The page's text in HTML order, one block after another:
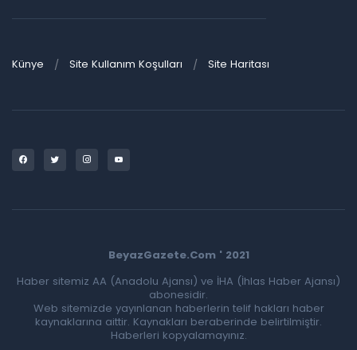
Künye Site Kullanım Koşulları Site Haritası
BeyazGazete.Com ' 2021
Haber sitemiz AA (Anadolu Ajansı) ve İHA (İhlas Haber Ajansı)
abonesidir.
Web sitemizde yayınlanan haberlerin telif hakları haber
kaynaklarına aittir. Kaynakları beraberinde belirtilmiştir.
Haberleri kopyalamayınız.